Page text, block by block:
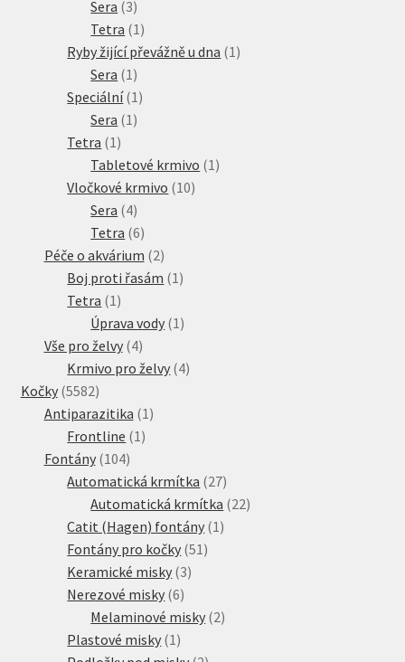
Sera 33
produkty
Tetra 1 1
produkt
Ryby žijící převážně u dna 1 1
Sera 1 1
produkt
Speciální 1 1
Sera 1 1
Tetra 1 1
produkt
Tabletové krmivo 1 1
Vločkové krmivo 1010
Sera 44
produkty
Tetra 66
produktů
Péče o akvárium 22
produkty
Boj proti řasám 1 1
Tetra 1 1
produkt
Úprava vody 1 1
Vše pro želvy 44
produkty
Krmivo pro želvy 44
Kočky 55825582
produktů
Antiparazitika 1 1
Frontline 1 1
Fontány 104104
produktů
Automatická krmítka 2727
produktů
Automatická krmítka 2222
Catit (Hagen) fontány 1 1
Fontány pro kočky 51 51
Keramické misky 33
Nerezové misky 66
produktů
Melaminové misky 22
Plastové misky 1 1